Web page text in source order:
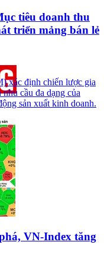
tiêu doanh thu
triển mảng bán lẻ
xác định chiến lược gia
cầu đa dạng của
sản xuất kinh doanh.
VN-Index tăng